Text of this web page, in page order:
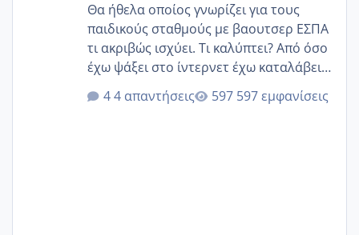
Θα ήθελα οποίος γνωρίζει για τους
παιδικούς σταθμούς με βαουτσερ ΕΣΠΑ
τι ακριβώς ισχύει. Τι καλύπτει? Από όσο
έχω ψάξει στο ίντερνετ έχω καταλάβει
ότι το βαουτσερ καλύπτει όλα τα
δίδακτρα και τα τροφεια του ιδιωτικού
4 απαντήσεις 597 εμφανίσεις